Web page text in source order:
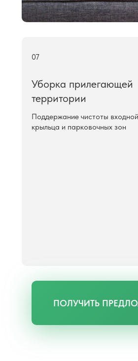
Поддержание чистоты
крыльца и парковочных зон
Уборка прилегающей
территории
ПОЛУЧИТЬ
07